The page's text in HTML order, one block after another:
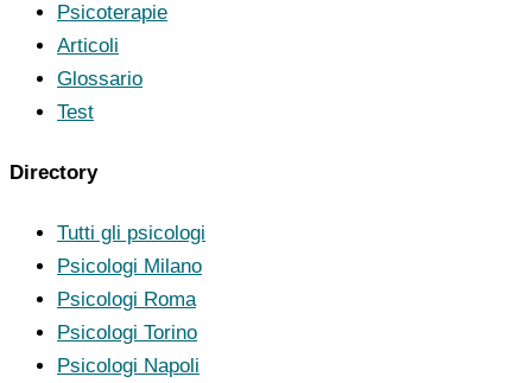
Psicoterapie
Articoli
Glossario
Test
Directory
Tutti gli psicologi
Psicologi Milano
Psicologi Roma
Psicologi Torino
Psicologi Napoli